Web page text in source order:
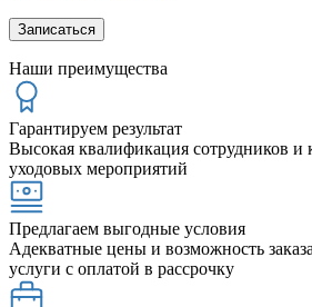
Наши преимущества
Гарантируем результат
Высокая квалификация сотрудников и
уходовых мероприятий
Предлагаем выгодные условия
Адекватные цены и возможность
услуги с оплатой в рассрочку